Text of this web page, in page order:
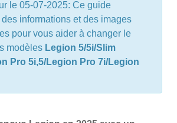
le 05-07-2025: Ce guide
informations et des images
pour vous aider à changer le
modèles Legion 5/5i/Slim
Pro 5i,5/Legion Pro 7i/Legion